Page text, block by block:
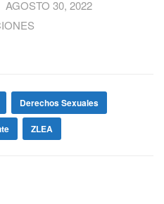
AGOSTO 30, 2022
Derechos Sexuales
ZLEA